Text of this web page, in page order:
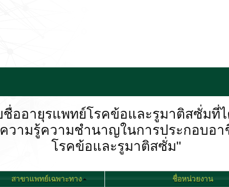
ชื่ออายุรแพทย์โรคข้อและรูมาติสซั่มที่
ามรู้ความชำนาญในการประกอบอา
โรคข้อและรูมาติสซั่ม"
สาขาแพทย์เฉพาะทาง ชื่อหน่วยงาน